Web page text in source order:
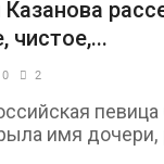
чистое,...
0 2
певица
имя